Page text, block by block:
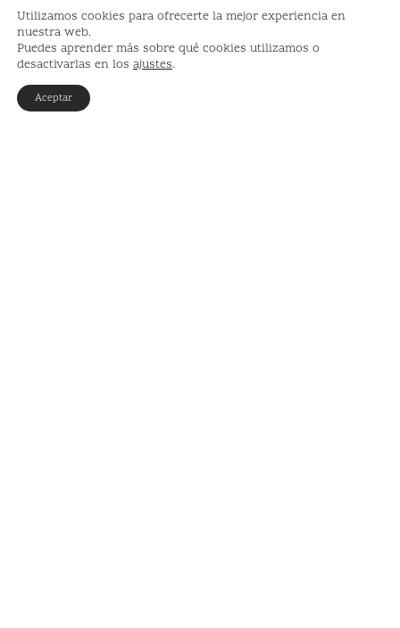
Utilizamos cookies para ofrecerte la mejor experiencia en
nuestra web.
Puedes aprender más sobre qué cookies utilizamos o
desactivarlas en los ajustes.
Aceptar